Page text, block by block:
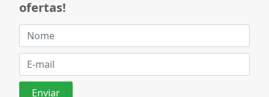
ofertas!